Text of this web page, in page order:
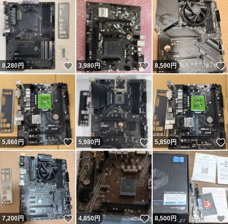
8,280円 いいね！
3,980円 いいね！
8,500円
5,860円 いいね！
5,980円 いいね！
5,850円
7,200円 いいね！
4,850円 いいね！
8,500円